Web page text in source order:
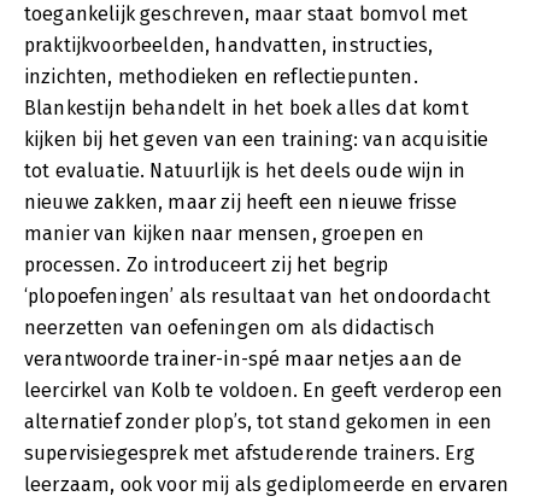
toegankelijk geschreven, maar staat bomvol met
praktijkvoorbeelden, handvatten, instructies,
inzichten, methodieken en reflectiepunten.
Blankestijn behandelt in het boek alles dat komt
kijken bij het geven van een training: van acquisitie
tot evaluatie. Natuurlijk is het deels oude wijn in
nieuwe zakken, maar zij heeft een nieuwe frisse
manier van kijken naar mensen, groepen en
processen. Zo introduceert zij het begrip
‘plopoefeningen’ als resultaat van het ondoordacht
neerzetten van oefeningen om als didactisch
verantwoorde trainer-in-spé maar netjes aan de
leercirkel van Kolb te voldoen. En geeft verderop een
alternatief zonder plop’s, tot stand gekomen in een
supervisiegesprek met afstuderende trainers. Erg
leerzaam, ook voor mij als gediplomeerde en ervaren